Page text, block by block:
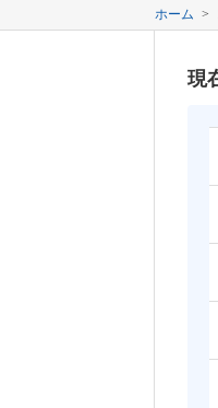
ホーム
現
ゲームプログラマー
システムエンジニア（
営業・アカウントエグ
会社に関するキーワー
関わるプロジェクト